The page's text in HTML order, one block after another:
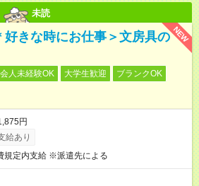
未読
NEW
好きな時にお仕事＞文房具の
人未経験OK 大学生歓迎
ブランクOK
円
給あり
規定内支給 ※派遣先による